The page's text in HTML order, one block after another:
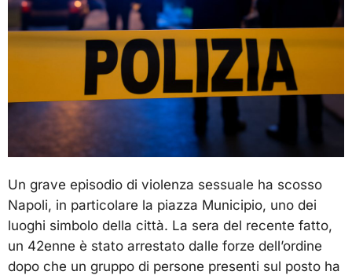
Un grave episodio di violenza sessuale ha scosso
Napoli, in particolare la piazza Municipio, uno dei
luoghi simbolo della città. La sera del recente fatto,
un 42enne è stato arrestato dalle forze dell’ordine
dopo che un gruppo di persone presenti sul posto ha